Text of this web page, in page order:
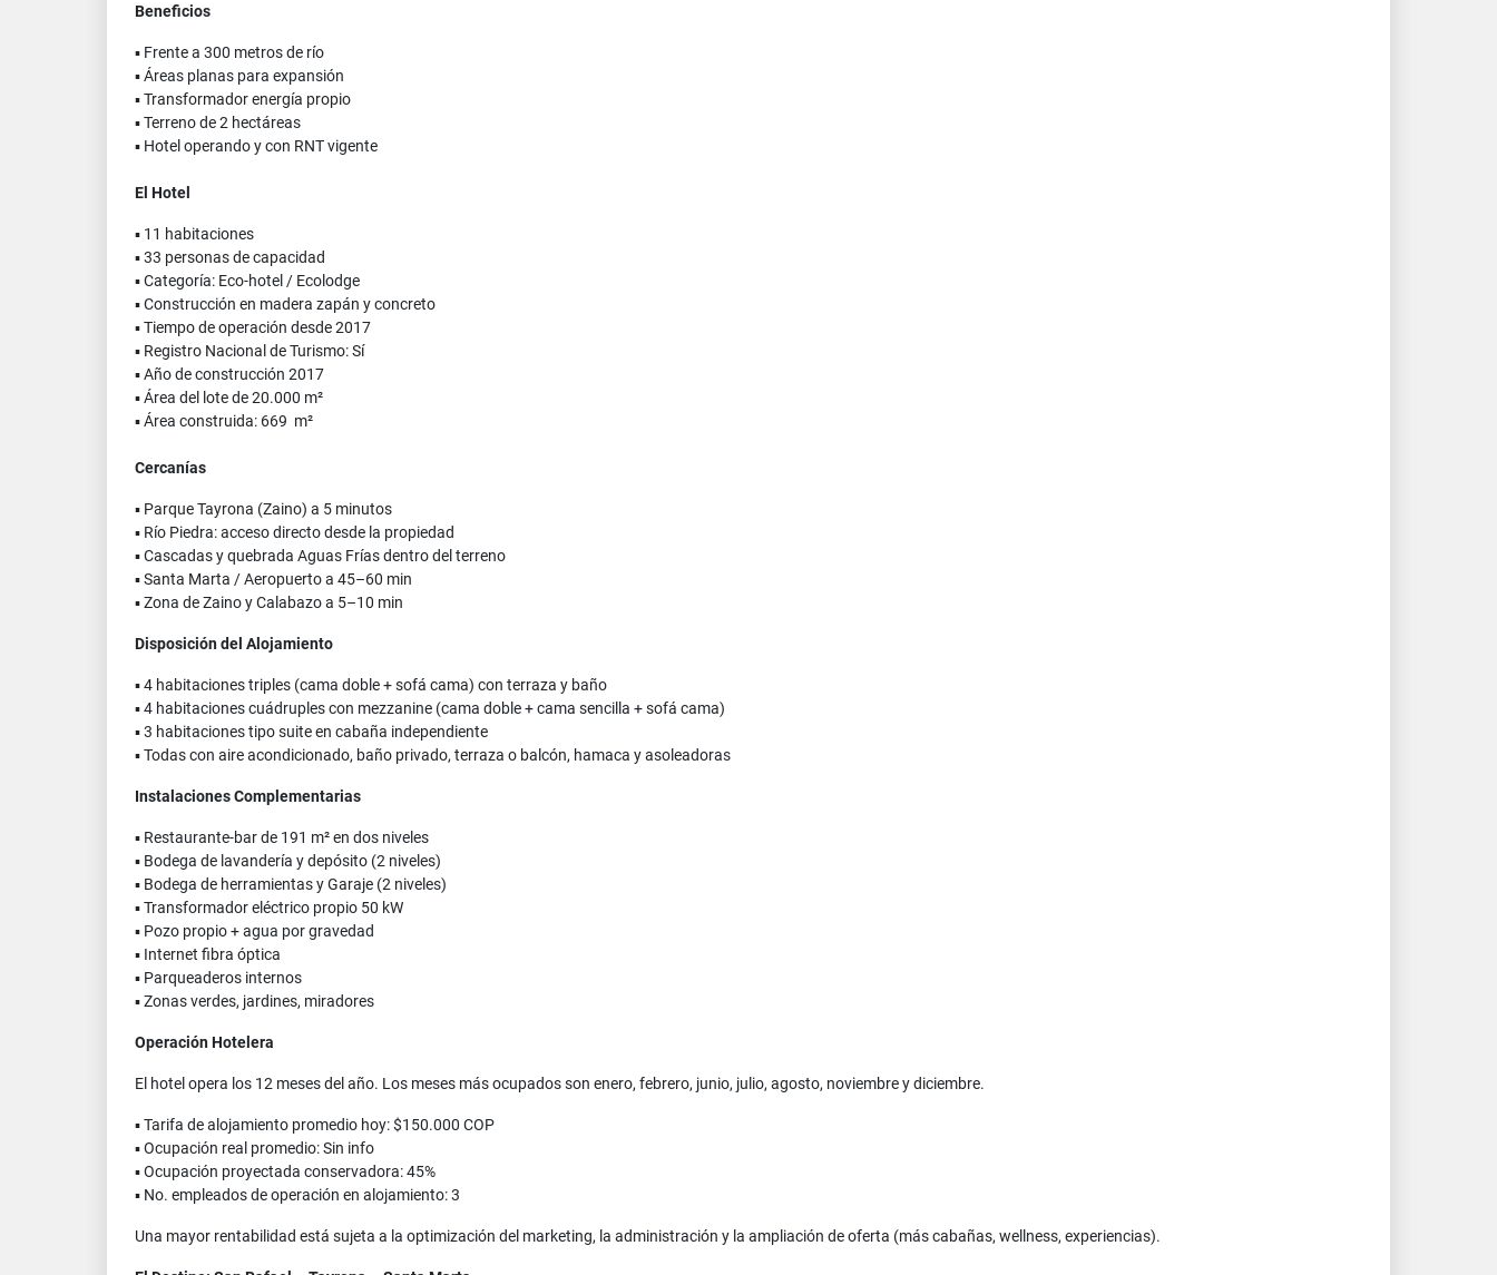
Beneficios
▪ Frente a 300 metros de río
▪ Áreas planas para expansión
▪ Transformador energía propio
▪ Terreno de 2 hectáreas
▪ Hotel operando y con RNT vigente
El Hotel
▪ 11 habitaciones
▪ 33 personas de capacidad
▪ Categoría: Eco-hotel / Ecolodge
▪ Construcción en madera zapán y concreto
▪ Tiempo de operación desde 2017
▪ Registro Nacional de Turismo: Sí
▪ Año de construcción 2017
▪ Área del lote de 20.000 m²
▪ Área construida: 669 m²
Cercanías
▪ Parque Tayrona (Zaino) a 5 minutos
▪ Río Piedra: acceso directo desde la propiedad
▪ Cascadas y quebrada Aguas Frías dentro del terreno
▪ Santa Marta / Aeropuerto a 45–60 min
▪ Zona de Zaino y Calabazo a 5–10 min
Disposición del Alojamiento
▪ 4 habitaciones triples (cama doble + sofá cama) con terraza y baño
▪ 4 habitaciones cuádruples con mezzanine (cama doble + cama sencilla + sofá cama)
▪ 3 habitaciones tipo suite en cabaña independiente
▪ Todas con aire acondicionado, baño privado, terraza o balcón, hamaca y asoleadoras
Instalaciones Complementarias
▪ Restaurante-bar de 191 m² en dos niveles
▪ Bodega de lavandería y depósito (2 niveles)
▪ Bodega de herramientas y Garaje (2 niveles)
▪ Transformador eléctrico propio 50 kW
▪ Pozo propio + agua por gravedad
▪ Internet fibra óptica
▪ Parqueaderos internos
▪ Zonas verdes, jardines, miradores
Operación Hotelera
El hotel opera los 12 meses del año. Los meses más ocupados son enero, febrero, junio, julio, agosto, noviembre y diciembre.
▪ Tarifa de alojamiento promedio hoy: $150.000 COP
▪ Ocupación real promedio: Sin info
▪ Ocupación proyectada conservadora: 45%
▪ No. empleados de operación en alojamiento: 3
Una mayor rentabilidad está sujeta a la optimización del marketing, la administración y la ampliación de oferta (más cabañas, wellness, experiencias).